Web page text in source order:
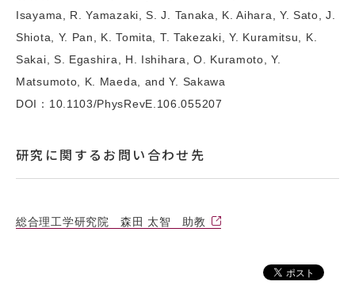
Isayama, R. Yamazaki, S. J. Tanaka, K. Aihara, Y. Sato, J.
Shiota, Y. Pan, K. Tomita, T. Takezaki, Y. Kuramitsu, K.
Sakai, S. Egashira, H. Ishihara, O. Kuramoto, Y.
Matsumoto, K. Maeda, and Y. Sakawa
DOI：10.1103/PhysRevE.106.055207
研究に関するお問い合わせ先
総合理工学研究院 森田 太智 助教